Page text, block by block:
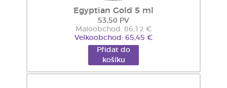
Egyptian Gold 5 ml
53,50 PV
Maloobchod: 86,12 €
Velkoobchod: 65,45 €
Přidat do
košíku